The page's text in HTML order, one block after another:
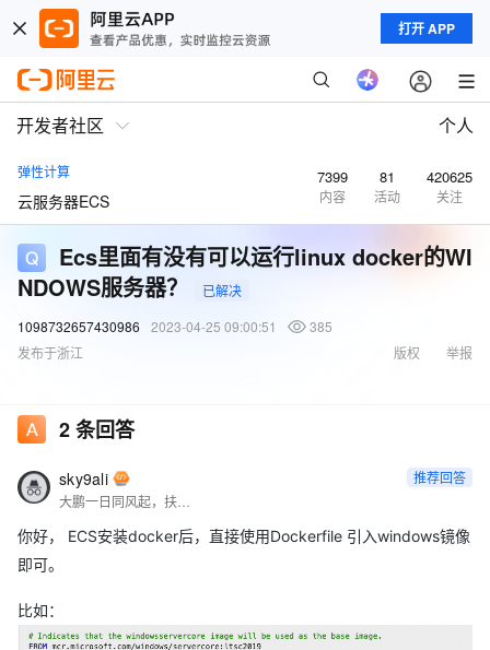
打开 APP
开发者社区 个人
弹性计算
云服务器ECS
7399
内容
81
活动
420625
关注
Ecs里面有没有可以运行linux docker的WI
NDOWS服务器？
已解决
1098732657430986
2023-04-25 09:00:51
385
发布于浙江
举报
版权
2条回答
sky9ali 推荐回答
你好， ECS安装docker后，直接使用Dockerfile 引入windows镜像
即可。
比如：